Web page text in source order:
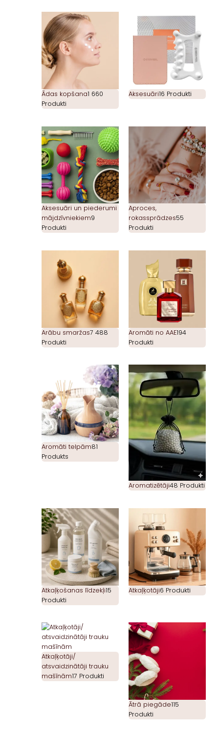
Ādas kopšana1 660
Produkti
Aksesuāri16 Produkti
Aksesuāri un piederumi
mājdzīvniekiem9
Produkti
Aproces,
rokassprādzes55
Produkti
Arābu smaržas7 488
Produkti
Aromāti no AAE194
Produkti
Aromāti telpām81
Produkts
Aromatizētāji48 Produkti
Atkaļķošanas līdzekļi15
Produkti
Atkaļķotāji6 Produkti
Atkaļķotāji/
atsvaidzinātāji trauku
mašīnām17 Produkti
Ātrā piegāde115
Produkti